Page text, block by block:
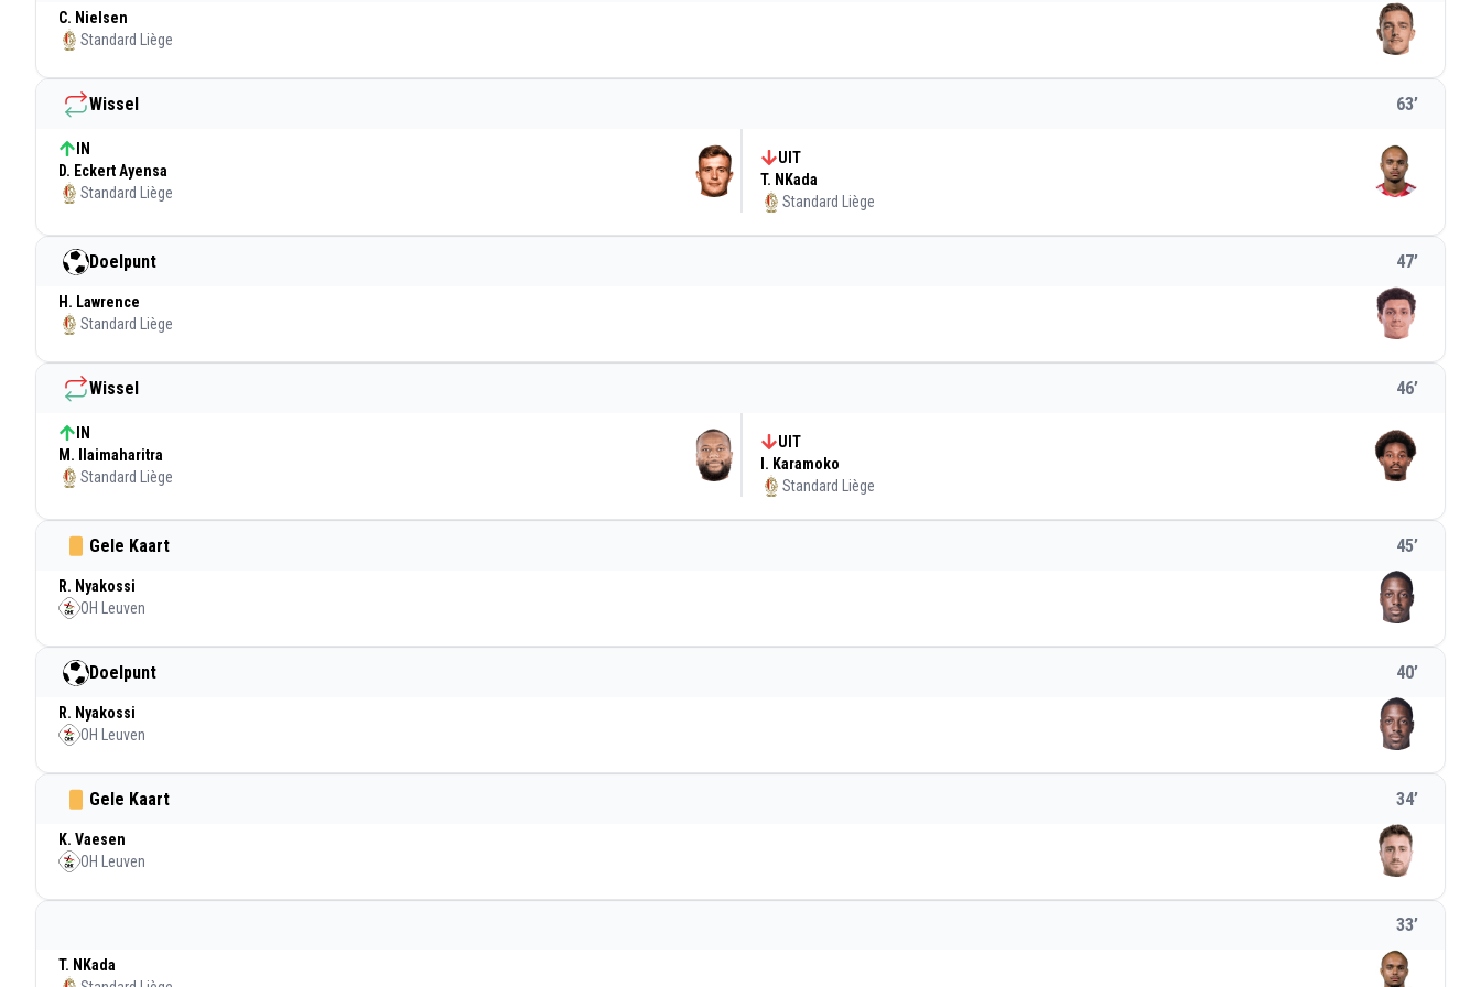
33’
T. NKada
Gele Kaart 34’
K. Vaesen
OH Leuven
Doelpunt 40’
R. Nyakossi
OH Leuven
Gele Kaart 45’
R. Nyakossi
OH Leuven
Wissel 46’
IN
M. Ilaimaharitra
Standard Liège
UIT
I. Karamoko
Standard Liège
Doelpunt 47’
H. Lawrence
Standard Liège
Wissel 63’
IN
D. Eckert Ayensa
Standard Liège
UIT
T. NKada
Standard Liège
C. Nielsen
Standard Liège